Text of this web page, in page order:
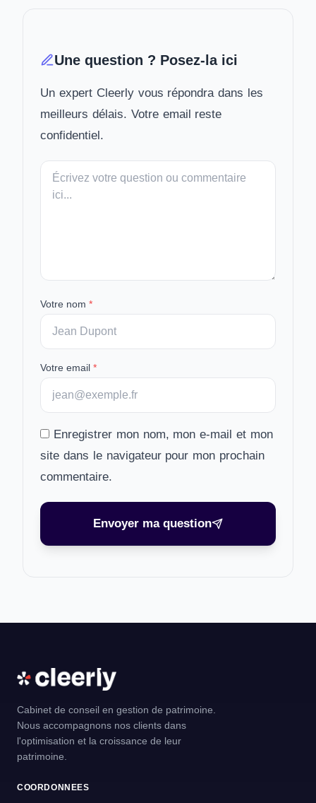
Une question ? Posez-la ici
Un expert Cleerly vous répondra dans les
meilleurs délais. Votre email reste
confidentiel.
Votre
message
Votre nom *
Votre email *
Enregistrer mon nom, mon e-mail et mon
site dans le navigateur pour mon prochain
commentaire.
Envoyer ma question
Cabinet de conseil en gestion de patrimoine.
Nous accompagnons nos clients dans
l'optimisation et la croissance de leur
patrimoine.
COORDONNEES